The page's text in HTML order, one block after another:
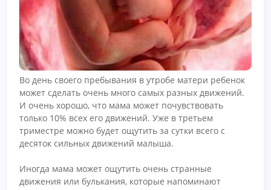
Во день своего пребывания в утробе матери ребенок
может сделать очень много самых разных движений.
И очень хорошо, что мама может почувствовать
только 10% всех его движений. Уже в третьем
триместре можно будет ощутить за сутки всего с
десяток сильных движений малыша.
Иногда мама может ощутить очень странные
движения или булькания, которые напоминают